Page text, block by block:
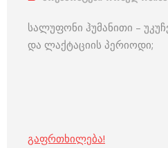
სალუფონი ჰუმანითი –
და ლაქტაციის პერიოდი;
გაფრთხილება!